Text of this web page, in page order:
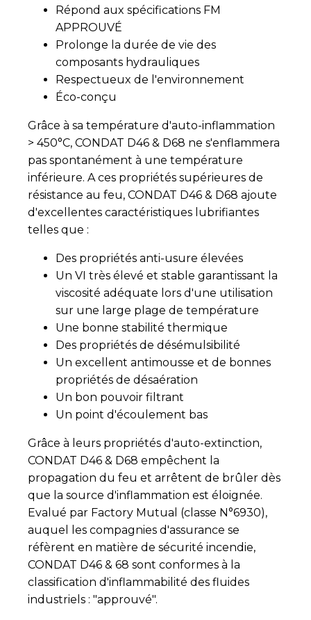
Répond aux spécifications FM
APPROUVÉ
Prolonge la durée de vie des
composants hydrauliques
Respectueux de l'environnement
Éco-conçu
Grâce à sa température d'auto-inflammation
> 450°C, CONDAT D46 & D68 ne s'enflammera
pas spontanément à une température
inférieure. A ces propriétés supérieures de
résistance au feu, CONDAT D46 & D68 ajoute
d'excellentes caractéristiques lubrifiantes
telles que :
Des propriétés anti-usure élevées
Un VI très élevé et stable garantissant la
viscosité adéquate lors d'une utilisation
sur une large plage de température
Une bonne stabilité thermique
Des propriétés de désémulsibilité
Un excellent antimousse et de bonnes
propriétés de désaération
Un bon pouvoir filtrant
Un point d'écoulement bas
Grâce à leurs propriétés d'auto-extinction,
CONDAT D46 & D68 empêchent la
propagation du feu et arrêtent de brûler dès
que la source d'inflammation est éloignée.
Evalué par Factory Mutual (classe N°6930),
auquel les compagnies d'assurance se
réfèrent en matière de sécurité incendie,
CONDAT D46 & 68 sont conformes à la
classification d'inflammabilité des fluides
industriels : "approuvé".